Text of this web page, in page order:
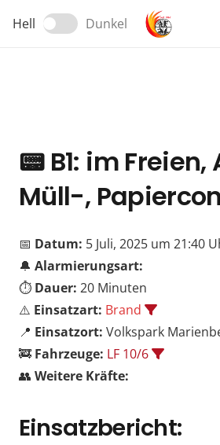
Hell Dunkel
📟B1: im
Müll-,
📅 Datum: 5 Juli, 2025 um 21:40
🔔 Alarmierungsart:
⏱️ Dauer: 20 Minuten
⚠️ Einsatzart: Brand
📍 Einsatzort: Volkspark
🚒 Fahrzeuge: LF 10/6
👥 Weitere Kräfte:
Einsatzbericht: